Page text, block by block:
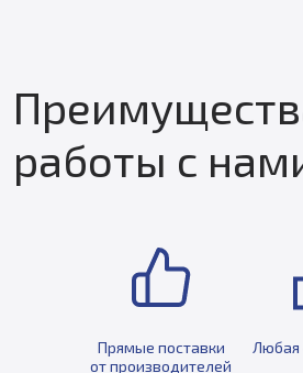
работы с
Прямые поставки
от производителей
Любая